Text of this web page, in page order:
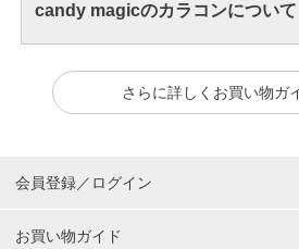
candy magicのカラコンについて
さらに詳しくお買い物ガ
会員登録／ログイン
お買い物ガイド